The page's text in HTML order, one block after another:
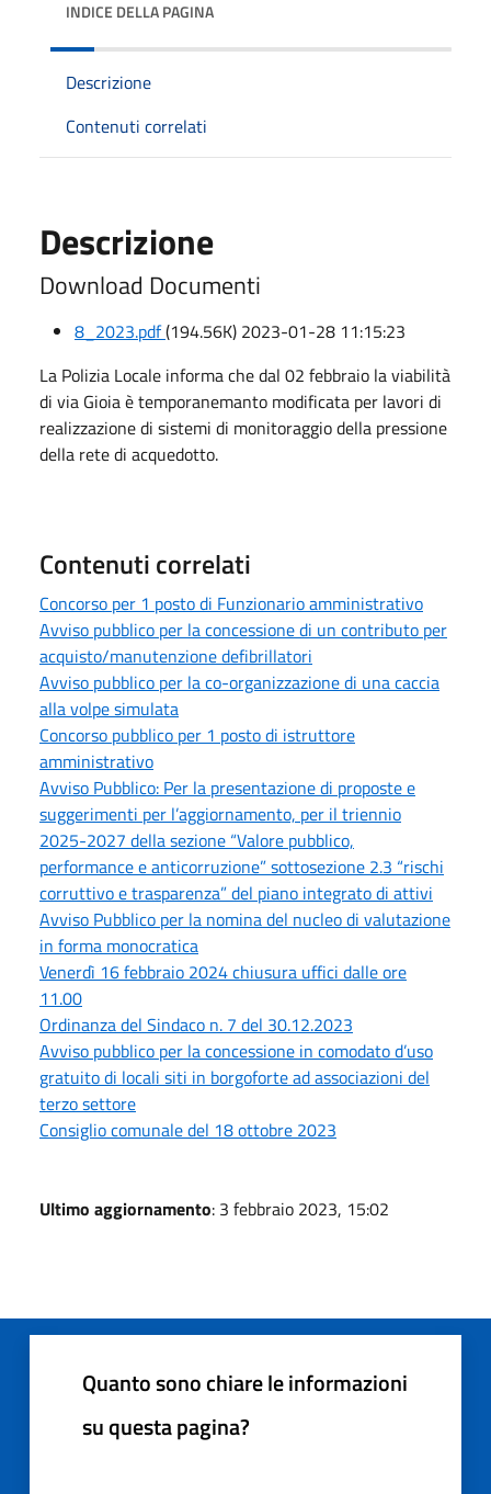
INDICE DELLA PAGINA
Descrizione
Contenuti correlati
Descrizione
Download Documenti
8_2023.pdf(194.56K) 2023-01-28 11:15:23
La Polizia Locale informa che dal 02 febbraio la viabilità
di via Gioia è temporanemanto modificata per lavori di
realizzazione di sistemi di monitoraggio della pressione
della rete di acquedotto.
Contenuti correlati
Concorso per 1 posto di Funzionario amministrativo
Avviso pubblico per la concessione di un contributo per
acquisto/manutenzione defibrillatori
Avviso pubblico per la co-organizzazione di una caccia
alla volpe simulata
Concorso pubblico per 1 posto di istruttore
amministrativo
Avviso Pubblico: Per la presentazione di proposte e
suggerimenti per l’aggiornamento, per il triennio
2025-2027 della sezione “Valore pubblico,
performance e anticorruzione” sottosezione 2.3 “rischi
corruttivo e trasparenza” del piano integrato di attivi
Avviso Pubblico per la nomina del nucleo di valutazione
in forma monocratica
Venerdì 16 febbraio 2024 chiusura uffici dalle ore
11.00
Ordinanza del Sindaco n. 7 del 30.12.2023
Avviso pubblico per la concessione in comodato d’uso
gratuito di locali siti in borgoforte ad associazioni del
terzo settore
Consiglio comunale del 18 ottobre 2023
Ultimo aggiornamento: 3 febbraio 2023, 15:02
Quanto sono chiare le informazioni
su questa pagina?